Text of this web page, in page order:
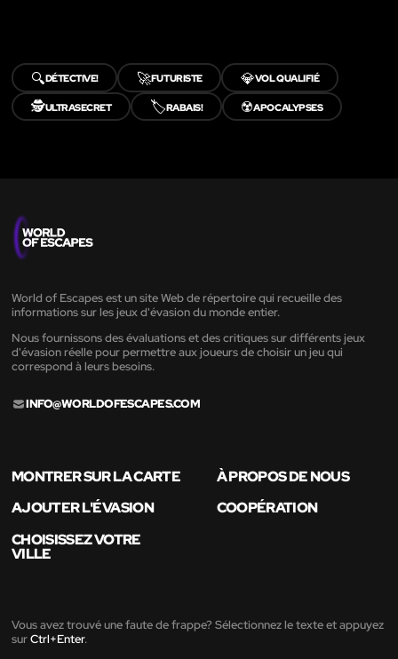
🔍DÉTECTIVE! 🚀FUTURISTE 💎VOL QUALIFIÉ
🕵️ULTRASECRET 🏷️RABAIS! ☢️APOCALYPSES
World of Escapes est un site Web de répertoire qui recueille des
informations sur les jeux d'évasion du monde entier.
Nous fournissons des évaluations et des critiques sur différents jeux
d'évasion réelle pour permettre aux joueurs de choisir un jeu qui
correspond à leurs besoins.
INFO@WORLDOFESCAPES.COM
MONTRER SUR LA CARTE
À PROPOS DE NOUS
AJOUTER L'ÉVASION
COOPÉRATION
CHOISISSEZ VOTRE
VILLE
Vous avez trouvé une faute de frappe? Sélectionnez le texte et appuyez
surCtrl+Enter.